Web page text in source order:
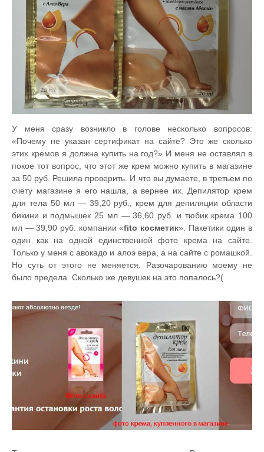
У меня сразу возникло в голове несколько вопросов:
«Почему не указан сертификат на сайте? Это же сколько
этих кремов я должна купить на год?» И меня не оставлял в
покое тот вопрос, что этот же крем можно купить в магазине
за 50 руб. Решила проверить. И что вы думаете, в третьем по
счету магазине я его нашла, а вернее их. Депилятор крем
для тела 50 мл — 39,20 руб., крем для депиляции области
бикини и подмышек 25 мл — 36,60 руб. и тюбик крема 100
мл — 39,90 руб. компании «fito косметик». Пакетики один в
один как на одной единственной фото крема на сайте.
Только у меня с авокадо и алоэ вера, а на сайте с ромашкой.
Но суть от этого не меняется. Разочарованию моему не
было предела. Сколько же девушек на это попалось?(